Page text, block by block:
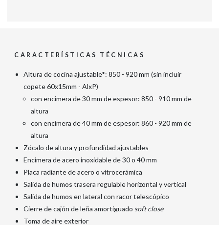
CARACTERÍSTICAS TÉCNICAS
Altura de cocina ajustable*: 850 - 920 mm (sin incluir
copete 60x15mm - AlxP)
con encimera de 30 mm de espesor: 850 - 910 mm de
altura
con encimera de 40 mm de espesor: 860 - 920 mm de
altura
Zócalo de altura y profundidad ajustables
Encimera de acero inoxidable de 30 o 40 mm
Placa radiante de acero o vitrocerámica
Salida de humos trasera regulable horizontal y vertical
Salida de humos en lateral con racor telescópico
Cierre de cajón de leña amortiguado soft close
Toma de aire exterior